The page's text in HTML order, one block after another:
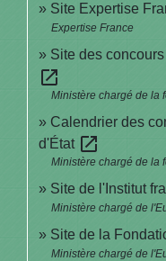
Site Expertise
Expertise France
Site des
open_in_new
Ministère chargé de la
Calendrier des
d'État open_in_new
Ministère chargé de la
Site de l'Institut
Ministère chargé de
Site de la
Ministère chargé de